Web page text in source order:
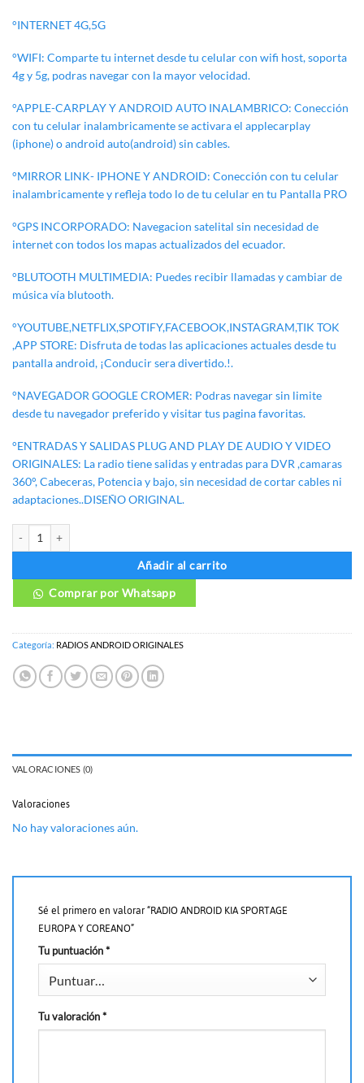
°INTERNET 4G,5G
°WIFI: Comparte tu internet desde tu celular con wifi host, soporta
4g y 5g, podras navegar con la mayor velocidad.
°APPLE-CARPLAY Y ANDROID AUTO INALAMBRICO: Conección
con tu celular inalambricamente se activara el applecarplay
(iphone) o android auto(android) sin cables.
°MIRROR LINK- IPHONE Y ANDROID: Conección con tu celular
inalambricamente y refleja todo lo de tu celular en tu Pantalla PRO
°GPS INCORPORADO: Navegacion satelital sin necesidad de
internet con todos los mapas actualizados del ecuador.
°BLUTOOTH MULTIMEDIA: Puedes recibir llamadas y cambiar de
música vía blutooth.
°YOUTUBE,NETFLIX,SPOTIFY,FACEBOOK,INSTAGRAM,TIK TOK
,APP STORE: Disfruta de todas las aplicaciones actuales desde tu
pantalla android, ¡Conducir sera divertido.!.
°NAVEGADOR GOOGLE CROMER: Podras navegar sin limite
desde tu navegador preferido y visitar tus pagina favoritas.
°ENTRADAS Y SALIDAS PLUG AND PLAY DE AUDIO Y VIDEO
ORIGINALES: La radio tiene salidas y entradas para DVR ,camaras
360°, Cabeceras, Potencia y bajo, sin necesidad de cortar cables ni
adaptaciones..DISEÑO ORIGINAL.
Añadir al carrito
Comprar por Whatsapp
Categoría: RADIOS ANDROID ORIGINALES
VALORACIONES (0)
Valoraciones
No hay valoraciones aún.
Sé el primero en valorar “RADIO ANDROID KIA SPORTAGE
EUROPA Y COREANO”
Tu puntuación *
Tu valoración *